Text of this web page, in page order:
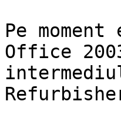
Pe
Office